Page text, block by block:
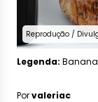
Reprodução /
Legenda:
Porvaleriac